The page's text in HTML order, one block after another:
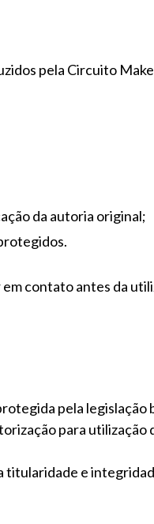
pela Circuito
da autoria original;
contato antes da
pela
para
titularidade e